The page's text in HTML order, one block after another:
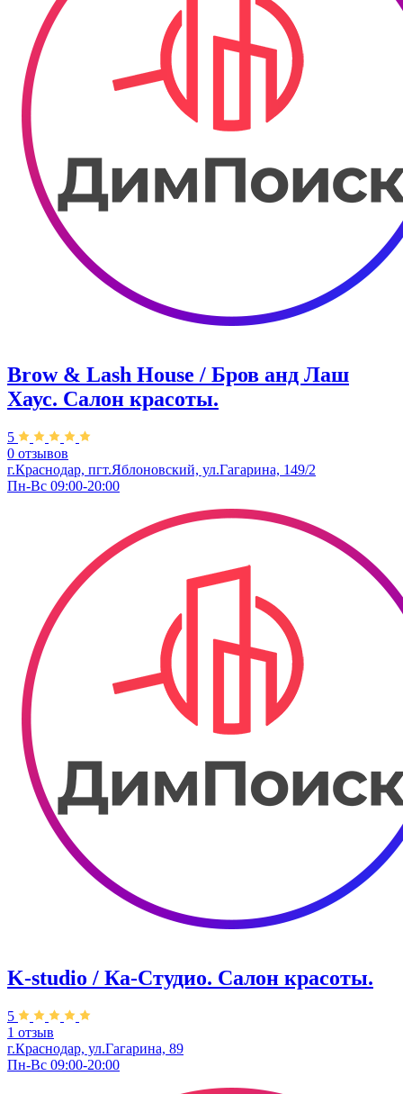
Brow & Lash House / Бров анд Лаш
Хаус. Салон красоты.
5
0 отзывов
г.Краснодар, пгт.Яблоновский, ул.Гагарина, 149/2
Пн-Вс 09:00-20:00
K-studio / Ка-Студио. Салон красоты.
5
1 отзыв
г.Краснодар, ул.Гагарина, 89
Пн-Вс 09:00-20:00